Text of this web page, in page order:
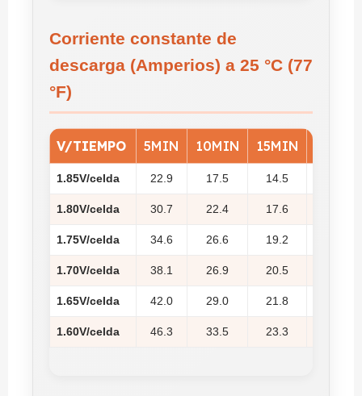
Corriente constante de
descarga (Amperios) a 25 °C (77
°F)
V/TIEMPO 5MIN 10MIN 15MIN
1.85V/celda 22.9 17.5 14.5
1.80V/celda 30.7 22.4 17.6
1.75V/celda 34.6 26.6 19.2
1.70V/celda 38.1 26.9 20.5
1.65V/celda 42.0 29.0 21.8
1.60V/celda 46.3 33.5 23.3